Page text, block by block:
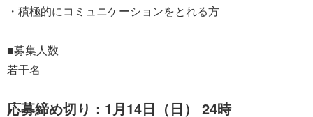
・積極的にコミュニケーションをとれる方
■募集人数
若干名
応募締め切り：1月14日（日） 24時